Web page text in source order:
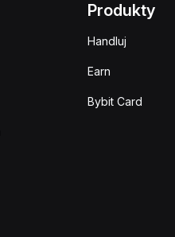
Produkty
Handluj
Earn
Bybit Card